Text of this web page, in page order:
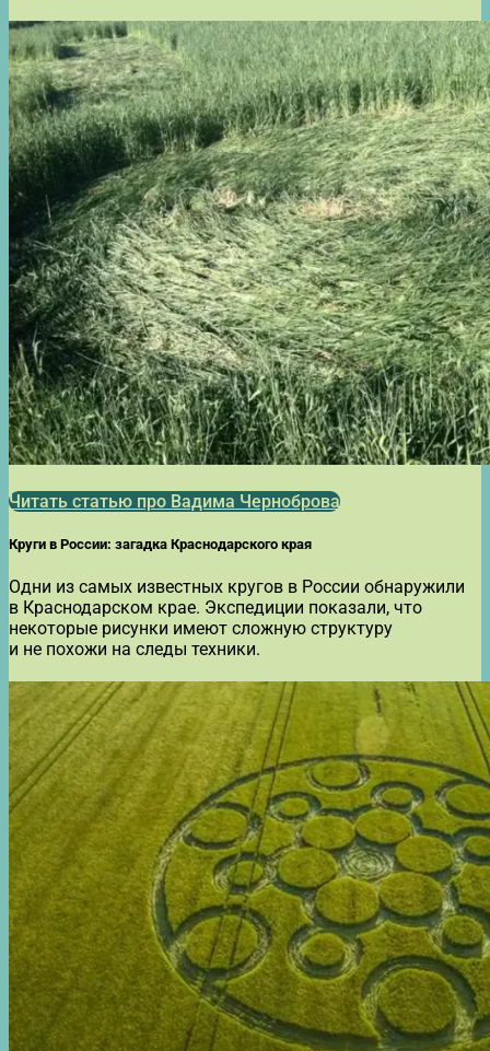
Читать статью про Вадима Черноброва
Круги в России: загадка Краснодарского края
Одни из самых известных кругов в России обнаружили
в Краснодарском крае. Экспедиции показали, что
некоторые рисунки имеют сложную структуру
и не похожи на следы техники.